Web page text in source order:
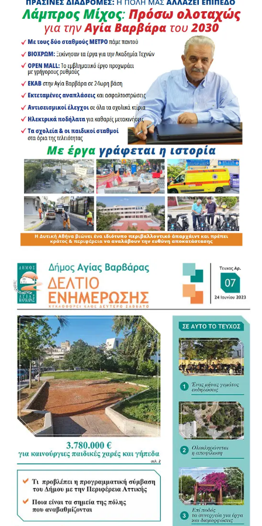
Η παραχώρηση του απορριμματοφόρου αποτελεί μια
έμπρακτη κίνηση αλληλεγγύης μεταξύ δύο όμορων δήμων
του Πειραιά και αναμένεται να προσφέρει μία επιπλέον,
πολύτιμη βοήθεια στις καθημερινές επιχειρήσεις
αποκομιδής και καθαρισμού του νησιού.
Κλείνοντας, ο Δήμαρχος Κορυδαλλού αναφέρθηκε με
θερμά λόγια στη Σαλαμίνα, χαρακτηρίζοντάς την «πάρα
πολύ όμορφο νησί» και εκφράζοντας την πρόθεσή του να
την επισκεφθεί κατά τη διάρκεια του καλοκαιριού.
Πρόγραμμα
Αναπαραγωγής
Βίντεο